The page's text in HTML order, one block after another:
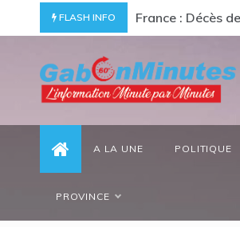
FLASH INFO
à un « passionné d’Afrique »
Gabon/ Le
A LA UNE POLITIQUE
PROVINCE